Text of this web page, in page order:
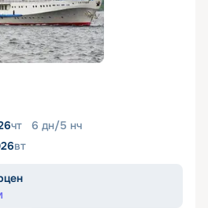
чт 6 дн/5 нч
вт